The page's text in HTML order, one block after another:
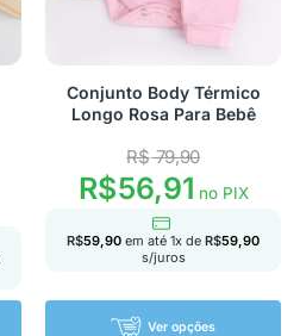
Conjunto Body Térmico
Longo Rosa Para Bebê
R$79,90
R$56,91 no PIX
R$59,90 em até 1x de R$59,90
s/juros
Ver opções